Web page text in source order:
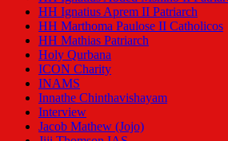
HH Ignatius Aprem II Patriarch
HH Marthoma Paulose II Catholicos
HH Mathias Patriarch
Holy Qurbana
ICON Charity
INAMS
Innathe Chinthavishayam
Interview
Jacob Mathew (Jojo)